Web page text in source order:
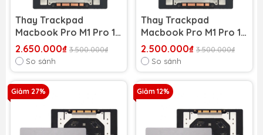
Thay Trackpad
Macbook Pro M1 Pro 14
inch 2021 A2442
2.650.000₫ 3.500.000₫
So sánh
Thay Trackpad
Macbook Pro M1 Pro 13
inch 2021 A2338
2.500.000₫ 3.500.000₫
So sánh
Giảm 27% Giảm 12%